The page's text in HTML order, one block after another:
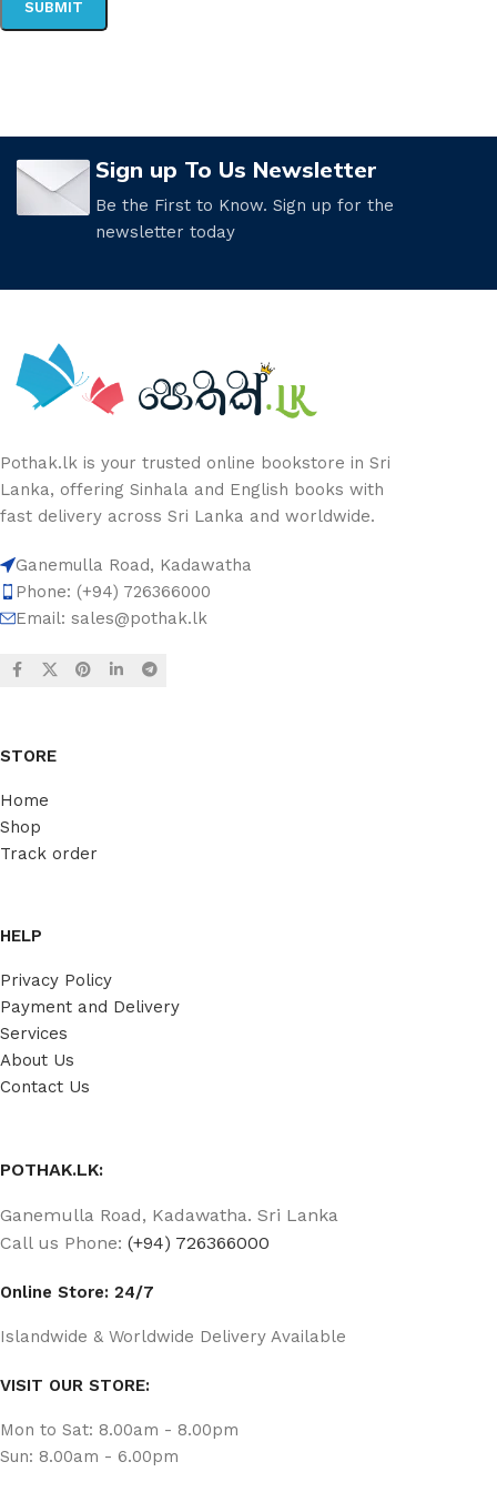
Sign up To Us Newsletter
Be the First to Know. Sign up for the
newsletter today
Pothak.lk is your trusted online bookstore in Sri
Lanka, offering Sinhala and English books with
fast delivery across Sri Lanka and worldwide.
Ganemulla Road, Kadawatha
Phone: (+94) 726366000
Email: sales@pothak.lk
STORE
Home
Shop
Track order
HELP
Privacy Policy
Payment and Delivery
Services
About Us
Contact Us
POTHAK.LK:
Ganemulla Road, Kadawatha. Sri Lanka
Call us Phone: (+94) 726366000
Online Store: 24/7
Islandwide & Worldwide Delivery Available
VISIT OUR STORE:
Mon to Sat: 8.00am - 8.00pm
Sun: 8.00am - 6.00pm